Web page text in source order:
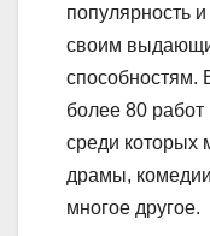
популярность
своим
способностям.
более 80 работ
среди которых
драмы,
многое другое.